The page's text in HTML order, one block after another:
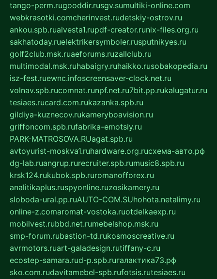
tango-perm.rugooddir.rusgv.sumultiki-online.com
webkrasotki.comcherinvest.rudetskiy-ostrov.ru
ankou.spb.rualvesta1.rupdf-creator.runix-files.org.ru
sakhatoday.ruelektrikersymboler.rusputnikyes.ru
golf2club.msk.ruaeforums.ruzallclub.ru
multimodal.msk.ruhabaigry.ruhaikko.rusobakopedia.ru
isz-fest.ruewnc.infoscreensaver-clock.net.ru
volnav.spb.rucomnat.runpf.net.ru7bit.pp.rukalugatur.ru
tesiaes.rucard.com.rukazanka.spb.ru
gildiya-kuznecov.rukameryboavision.ru
griffoncom.spb.rufabrika-emotsiy.ru
PARK-MATROSOVA.RUagat.spb.ru
avtoyurist-moskva1.ruhardware.org.ruсхема-авто.рф
dg-lab.ruangrup.rurecruiter.spb.rumusic8.spb.ru
krsk124.rukubok.spb.ruromanofforex.ru
analitikaplus.ruspyonline.ruzosikamery.ru
sloboda-ural.pp.ruAUTO-COM.SUhohota.netalimy.ru
online-z.comaromat-vostoka.ruotdelkaexp.ru
mobilvest.rubbd.net.rumebelshop.msk.ru
smp-forum.rubastion-td.rukosmoscreative.ru
avrmotors.ruart-galadesign.rutiffany-c.ru
ecostep-samara.rud-p.spb.ruгалактика73.рф
sko.com.rudavitamebel-spb.rufotsis.rutesiaes.ru